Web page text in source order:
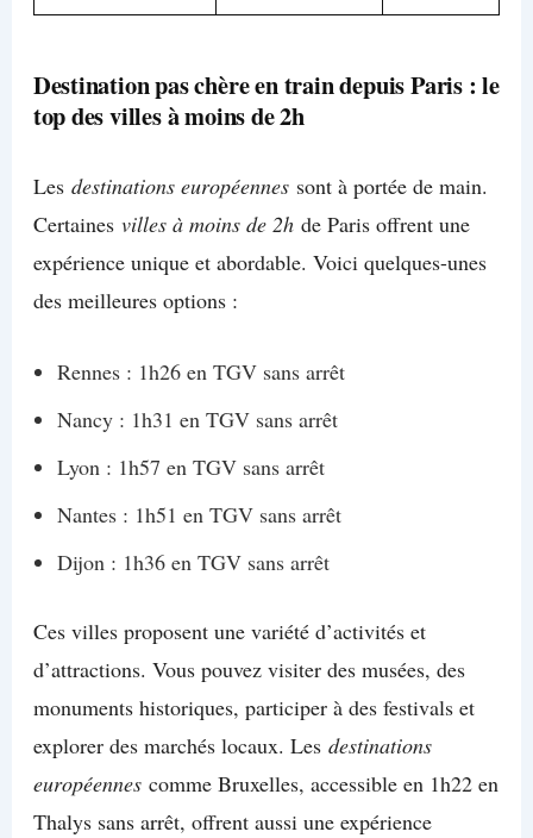
Destination pas chère en train depuis Paris : le
top des villes à moins de 2h
Les destinations européennessont à portée de main.
Certaines villes à moins de 2hde Paris offrent une
expérience unique et abordable. Voici quelques-unes
des meilleures options :
Rennes : 1h26 en TGV sans arrêt
Nancy : 1h31 en TGV sans arrêt
Lyon : 1h57 en TGV sans arrêt
Nantes : 1h51 en TGV sans arrêt
Dijon : 1h36 en TGV sans arrêt
Ces villes proposent une variété d’activités et
d’attractions. Vous pouvez visiter des musées, des
monuments historiques, participer à des festivals et
explorer des marchés locaux. Les destinations
européennescomme Bruxelles, accessible en 1h22 en
Thalys sans arrêt, offrent aussi une expérience